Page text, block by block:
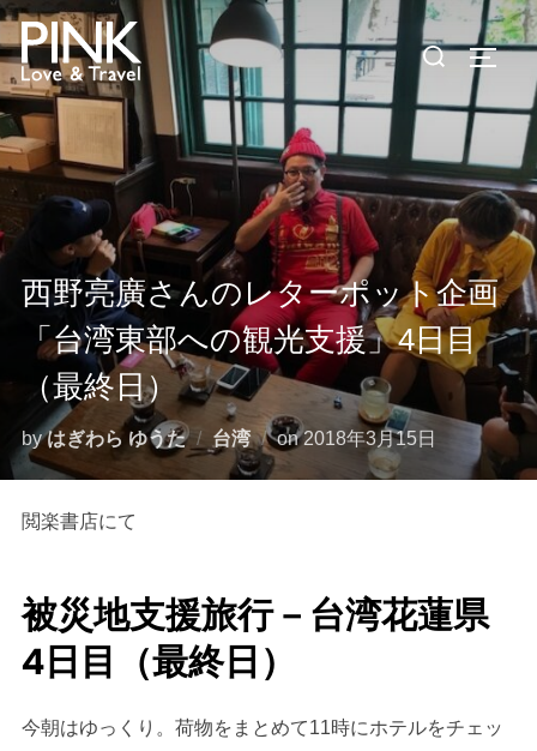
コ
ン
テ
ン
ツ
キ
検
索
対
象:
サイ
西野亮廣さんのレターポット企画
「台湾東部への観光支援」4日目
（最終日）
byはぎわら ゆうた 台湾 on投
2018年3月15日
閲楽書店にて
被災地支援旅行－台湾花蓮県
4日目（最終日）
今朝はゆっくり。荷物をまとめて11時にホテルをチェッ